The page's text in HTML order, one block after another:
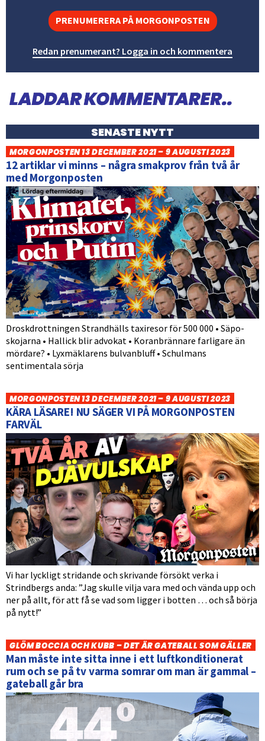
PRENUMERERA PÅ MORGONPOSTEN
Redan prenumerant? Logga in och kommentera
SENASTE NYTT
MORGONPOSTEN 13 DECEMBER 2021 – 9 AUGUSTI 2023
12 artiklar vi minns – några smakprov från två år
med Morgonposten
Droskdrottningen Strandhälls taxiresor för 500 000 • Säpo-
skojarna • Hallick blir advokat • Koranbrännare farligare än
mördare? • Lyxmäklarens bulvanbluff • Schulmans
sentimentala sörja
MORGONPOSTEN 13 DECEMBER 2021 – 9 AUGUSTI 2023
KÄRA LÄSARE! NU SÄGER VI PÅ MORGONPOSTEN
FARVÄL
Vi har lyckligt stridande och skrivande försökt verka i
Strindbergs anda: ”Jag skulle vilja vara med och vända upp och
ner på allt, för att få se vad som ligger i botten … och så börja
på nytt!”
GLÖM BOCCIA OCH KUBB – DET ÄR GATEBALL SOM GÄLLER
Man måste inte sitta inne i ett luftkonditionerat
rum och se på tv varma somrar om man är gammal –
gateball går bra